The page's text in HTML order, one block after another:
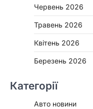
Червень 2026
Травень 2026
Квітень 2026
Березень 2026
Категорії
Авто новини